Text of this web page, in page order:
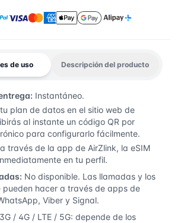
de uso Descripción del producto
Instantáneo.
plan de datos en el sitio web de
al instante un código QR por
para configurarlo fácilmente.
través de la app de AirZlink, la eSIM
en tu perfil.
No disponible. Las llamadas y los
pueden hacer a través de apps de
Viber y Signal.
3G / 4G / LTE / 5G: depende de los